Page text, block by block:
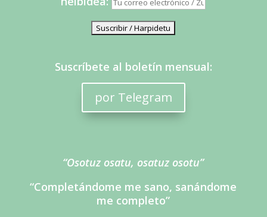
Suscríbete al boletín mensual:
por Telegram
“Osotuz osatu, osatuz osotu”
“Completándome me sano, sanándome
me completo”